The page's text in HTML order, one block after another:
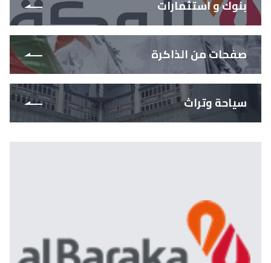
بنوك و استثمارات
صفحات من الذاكرة
سياحة وتراث